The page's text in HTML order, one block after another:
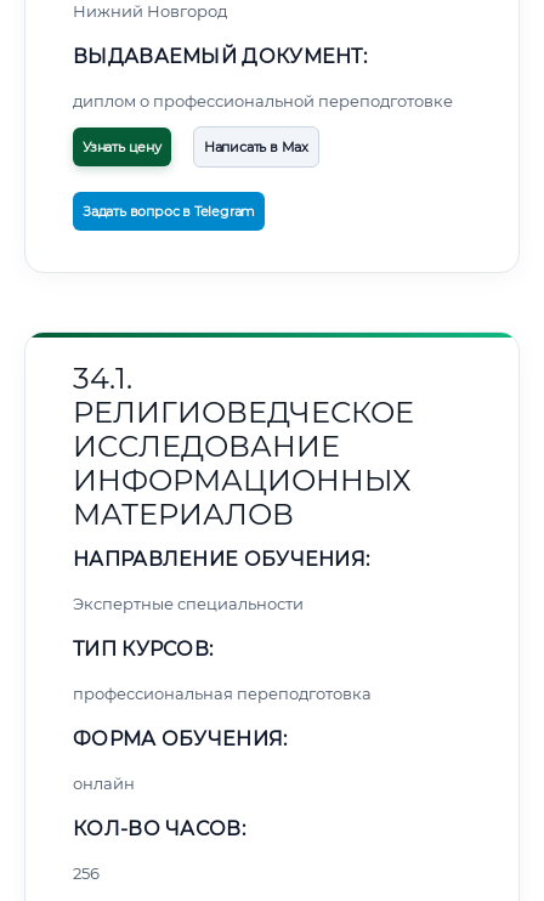
Нижний Новгород
ВЫДАВАЕМЫЙ ДОКУМЕНТ:
диплом о профессиональной переподготовке
Узнать цену Написать в Max
Задать вопрос в Telegram
34.1.
РЕЛИГИОВЕДЧЕСКОЕ
ИССЛЕДОВАНИЕ
ИНФОРМАЦИОННЫХ
МАТЕРИАЛОВ
НАПРАВЛЕНИЕ ОБУЧЕНИЯ:
Экспертные специальности
ТИП КУРСОВ:
профессиональная переподготовка
ФОРМА ОБУЧЕНИЯ:
онлайн
КОЛ-ВО ЧАСОВ:
256